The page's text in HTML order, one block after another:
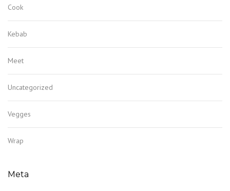
Cook
Kebab
Meet
Uncategorized
Vegges
Wrap
Meta